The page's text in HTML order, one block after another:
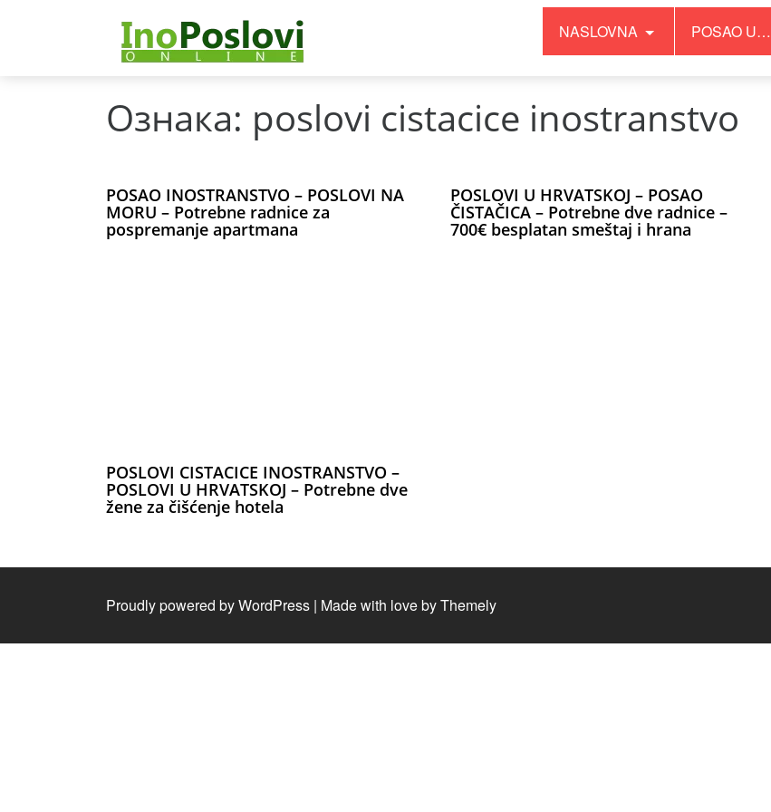
NASLOVNA POSAO U…
Ознака: poslovi cistacice inostranstvo
POSAO INOSTRANSTVO – POSLOVI NA
MORU – Potrebne radnice za
pospremanje apartmana
POSLOVI U HRVATSKOJ – POSAO
ČISTAČICA – Potrebne dve radnice –
700€ besplatan smeštaj i hrana
POSLOVI CISTACICE INOSTRANSTVO –
POSLOVI U HRVATSKOJ – Potrebne dve
žene za čišćenje hotela
Proudly powered by WordPress | Made with love byThemely